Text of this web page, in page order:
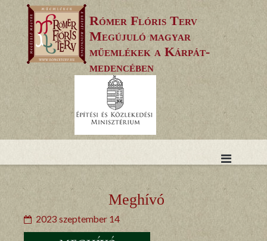
to
content
Rómer Flóris Terv
Megújuló magyar
műemlékek a Kárpát-
medencében
Meghívó
2023 szeptember 14